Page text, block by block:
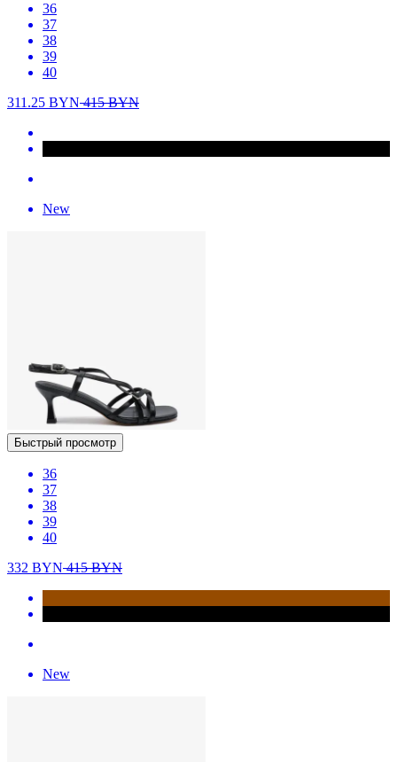
36
37
38
39
40
311.25 BYN415BYN
New
Быстрый просмотр
36
37
38
39
40
332 BYN415BYN
New